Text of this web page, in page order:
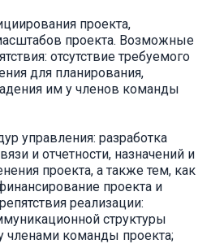
проекта,
проекта. Возможные
отсутствие требуемого
для планирования,
им у членов команды
управления: разработка
и отчетности, назначений и
проекта, а также тем, как
проекта и
реализации:
структуры
членами команды проекта;